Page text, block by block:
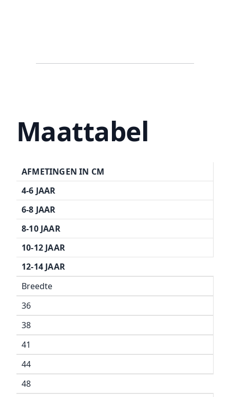
Maattabel
AFMETINGEN IN CM
4-6 JAAR
6-8 JAAR
8-10 JAAR
10-12 JAAR
12-14 JAAR
Breedte
36
38
41
44
48